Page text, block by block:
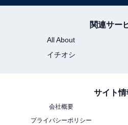
関連サー
All About
イチオシ
サイト情
会社概要
プライバシーポリシー